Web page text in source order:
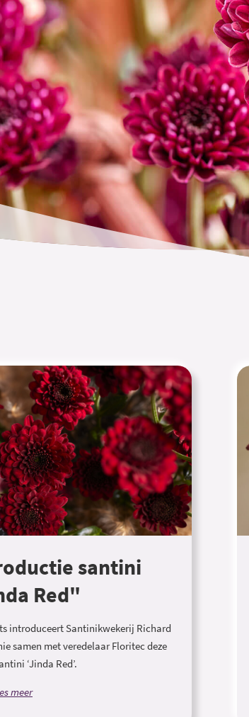
santini
Red"
introduceert Santinikwekerij Richard
samen met veredelaar Floritec deze
‘Jinda Red’.
meer